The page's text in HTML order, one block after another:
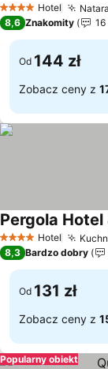
4 KategoriaHotel
8,6 Znakomity
Od 144 zł
Zobacz ceny z
4 KategoriaHotel
Pergola Hotel
8,3 Bardzo dobry
Od 131 zł
Zobacz ceny z
Popularny obiekt